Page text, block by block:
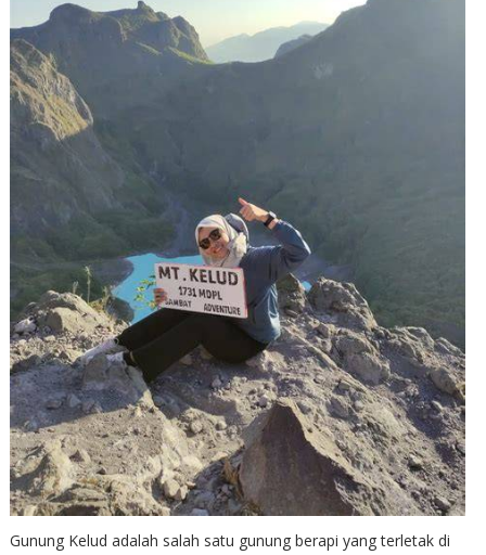
Gunung Kelud adalah salah satu gunung berapi yang terletak di